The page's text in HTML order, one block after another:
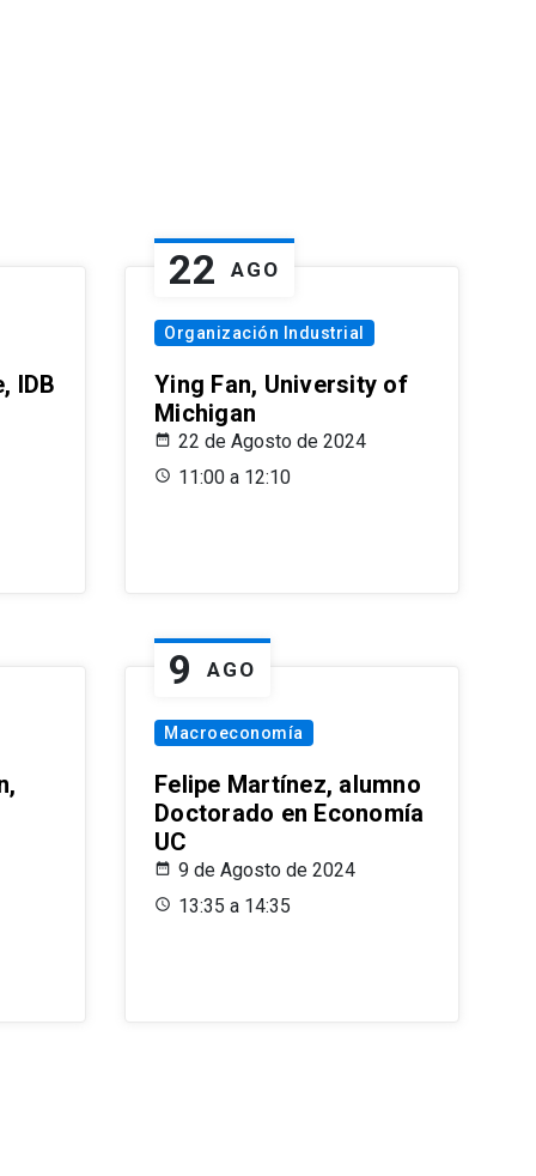
IDB
22 AGO
Organización Industrial
Ying Fan, University of
Michigan
22 de Agosto de 2024
11:00 a 12:10
9 AGO
Macroeconomía
Felipe Martínez, alumno
Doctorado en Economía
UC
9 de Agosto de 2024
13:35 a 14:35